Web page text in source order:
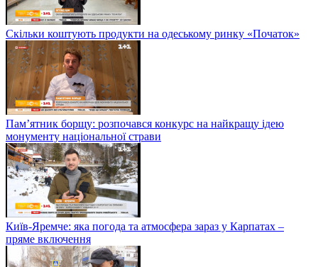
Скільки коштують продукти на одеському ринку «Початок»
Пам’ятник борщу: розпочався конкурс на найкращу ідею
монументу національної страви
Київ-Яремче: яка погода та атмосфера зараз у Карпатах –
пряме включення